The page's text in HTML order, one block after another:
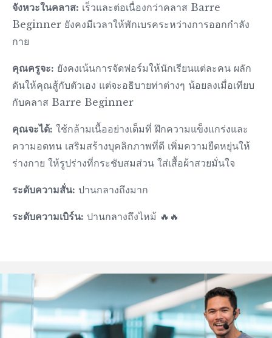
จังหวะในคลาส: เร็วและต่อเนื่องกว่าคลาส Barre
Beginner ยังคงมีเวลาให้พักเบรคระหว่างการออกกำลัง
กาย
คุณครูจะ: ยังคงเน้นการจัดฟอร์มให้นักเรียนแต่ละคน ผลัก
ดันให้คุณสู้กับตัวเอง แต่จะอธิบายท่าต่างๆ น้อยลงเมื่อเทียบ
กับคลาส Barre Beginner
คุณจะได้: ใช้กล้ามเนื้ออย่างเต็มที่ ฝึกความแข็งแกร่งและ
ความอดทน เสริมสร้างบุคลิกภาพที่ดี เพิ่มความยืดหยุ่นให้
ร่างกาย ให้รูปร่างที่กระชับสมส่วน ใส่เสื้อผ้าสวยมั่นใจ
ระดับความสั่น: ปานกลางถึงมาก
ระดับความเบิร์น: ปานกลางถึงไหม้ 🔥🔥